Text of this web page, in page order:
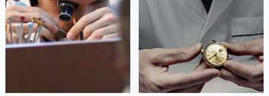
Guangzhou Rolex Maintain center
 广州劳力士维修
Shenzhen Rolex Maintain center
 深圳劳力士维修